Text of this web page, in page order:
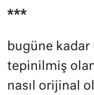
***
bugüne kadar
tepinilmiş
nasıl orijinal